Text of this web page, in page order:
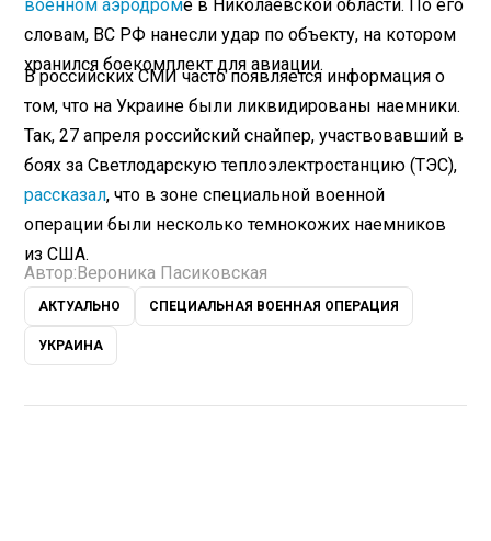
военном аэродроме в Николаевской области. По его
словам, ВС РФ нанесли удар по объекту, на котором
хранился боекомплект для авиации.
В российских СМИ часто появляется информация о
том, что на Украине были ликвидированы наемники.
Так, 27 апреля российский снайпер, участвовавший в
боях за Светлодарскую теплоэлектростанцию (ТЭС),
рассказал, что в зоне специальной военной
операции были несколько темнокожих наемников
из США.
Автор: Вероника Пасиковская
АКТУАЛЬНО СПЕЦИАЛЬНАЯ ВОЕННАЯ ОПЕРАЦИЯ
УКРАИНА